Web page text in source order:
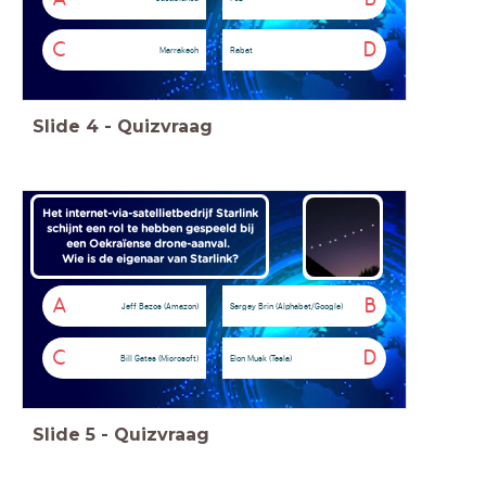
C Marrakech D
Rabat
Slide 4 - Quizvraag
Het internet-via-satellietbedrijf Starlink
schijnt een rol te hebben gespeeld bij
een Oekraïense drone-aanval.
Wie is de eigenaar van Starlink?
A Jeff Bezos (Amazon) B
Sergey Brin (Alphabet/Google)
C Bill Gates (Microsoft) D
Elon Musk (Tesla)
Slide 5 - Quizvraag